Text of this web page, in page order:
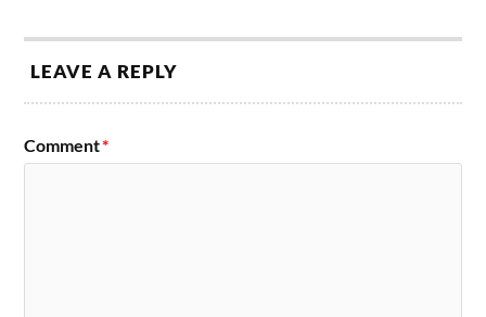
LEAVE A REPLY
Comment*